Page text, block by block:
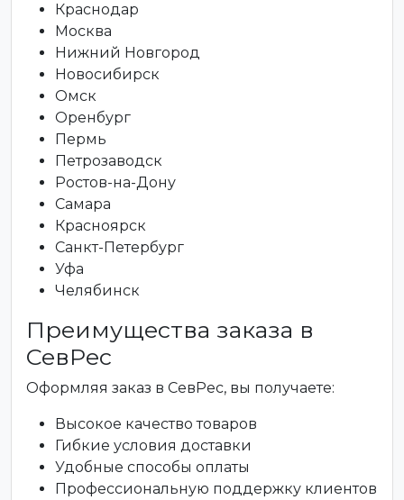
Краснодар
Москва
Нижний Новгород
Новосибирск
Омск
Оренбург
Пермь
Петрозаводск
Ростов-на-Дону
Самара
Красноярск
Санкт-Петербург
Уфа
Челябинск
Преимущества заказа в
СевРес
Оформляя заказ в СевРес, вы получаете:
Высокое качество товаров
Гибкие условия доставки
Удобные способы оплаты
Профессиональную поддержку клиентов